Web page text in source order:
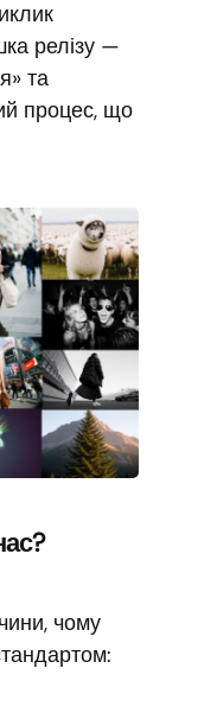
релізу —
та
процес, що
чому